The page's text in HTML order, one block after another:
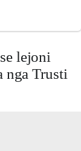
lejoni
nga Trusti